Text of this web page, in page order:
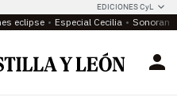
EDICIONES CyL
eclipse Especial Cecilia